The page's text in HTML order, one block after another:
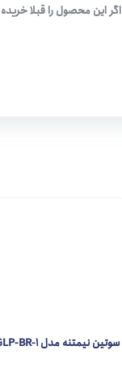
اگر این محصول را قبلا
سوتین نیمتنه مدل GLP-BR-1